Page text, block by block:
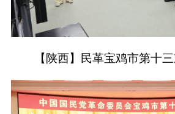
【陕西】民革宝鸡市第十